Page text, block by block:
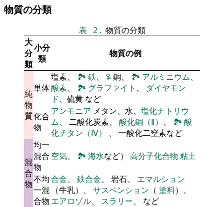
物質の分類
表 2 . 物質の分類
大
分
類
小分
類
物質の例
純
物
質
単体
塩素、 🏞 鉄、 🜠銅、 🏞 アルミニウム、
酸素、 🏞 グラファイト 、 ダイヤモン
ド、硫黄 など
化合
物
アンモニア メタン、水、 塩化ナトリウ
ム、 二酸化炭素、 酸化銅（Ⅱ） 、 🏞 酸
化チタン（Ⅳ） 、 一酸化二窒素など
混
合
物
均一
混合
物
空気、 🏞 海水など） 高分子化合物 粘土
不均
一混
合物
合金、 鉄合金、 岩石、 エマルション
（牛乳）、 サスペンション （ 塗料）、
エアロゾル、 スラリー、 など